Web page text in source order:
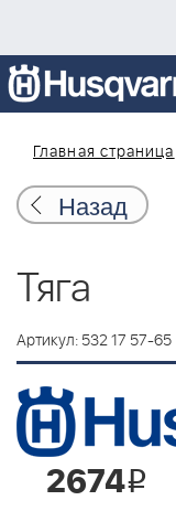
Главная страница
Назад
Тяга
Артикул: 532 17 57-65
2674i